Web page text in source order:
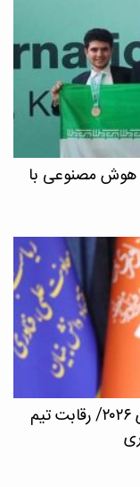
هوش مصنوعی با
پردیس در تدارک میزبانی المپیک فناوری ۲۰۲۶/ رقابت تیم